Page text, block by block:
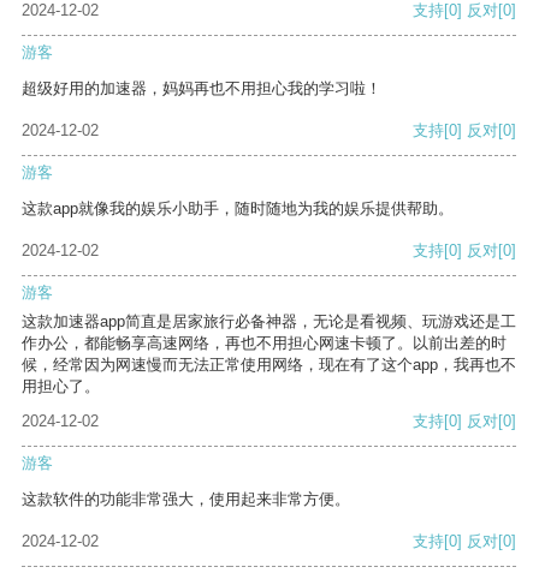
2024-12-02
支持[0] 反对[0]
游客
超级好用的加速器，妈妈再也不用担心我的学习啦！
2024-12-02 支持[0] 反对[0]
游客
这款app就像我的娱乐小助手，随时随地为我的娱乐提供帮助。
2024-12-02 支持[0] 反对[0]
游客
这款加速器app简直是居家旅行必备神器，无论是看视频、玩游戏还是工
作办公，都能畅享高速网络，再也不用担心网速卡顿了。以前出差的时
候，经常因为网速慢而无法正常使用网络，现在有了这个app，我再也不
用担心了。
2024-12-02
支持[0] 反对[0]
游客
这款软件的功能非常强大，使用起来非常方便。
2024-12-02 支持[0] 反对[0]